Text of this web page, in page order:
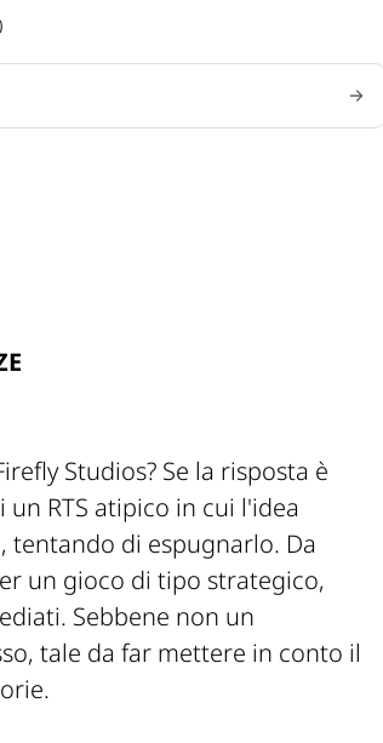
Studios? Se la risposta è
RTS atipico in cui l'idea
tentando di espugnarlo. Da
un gioco di tipo strategico,
Sebbene non un
tale da far mettere in conto il